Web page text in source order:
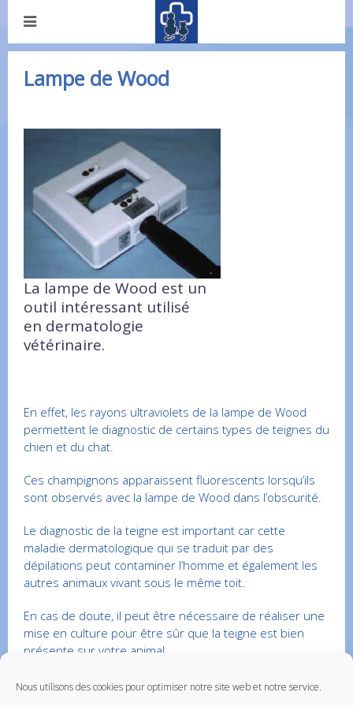
Nous utilisons des cookies pour optimiser notre site web et notre service.
Lampe de Wood
La lampe de Wood est un
outil intéressant utilisé
en dermatologie
vétérinaire.
En effet, les rayons ultraviolets de la lampe de Wood
permettent le diagnostic de certains types de teignes du
chien et du chat.
Ces champignons apparaissent fluorescents lorsqu’ils
sont observés avec la lampe de Wood dans l’obscurité.
Le diagnostic de la teigne est important car cette
maladie dermatologique qui se traduit par des
dépilations peut contaminer l’homme et également les
autres animaux vivant sous le même toit.
En cas de doute, il peut être nécessaire de réaliser une
mise en culture pour être sûr que la teigne est bien
présente sur votre animal.